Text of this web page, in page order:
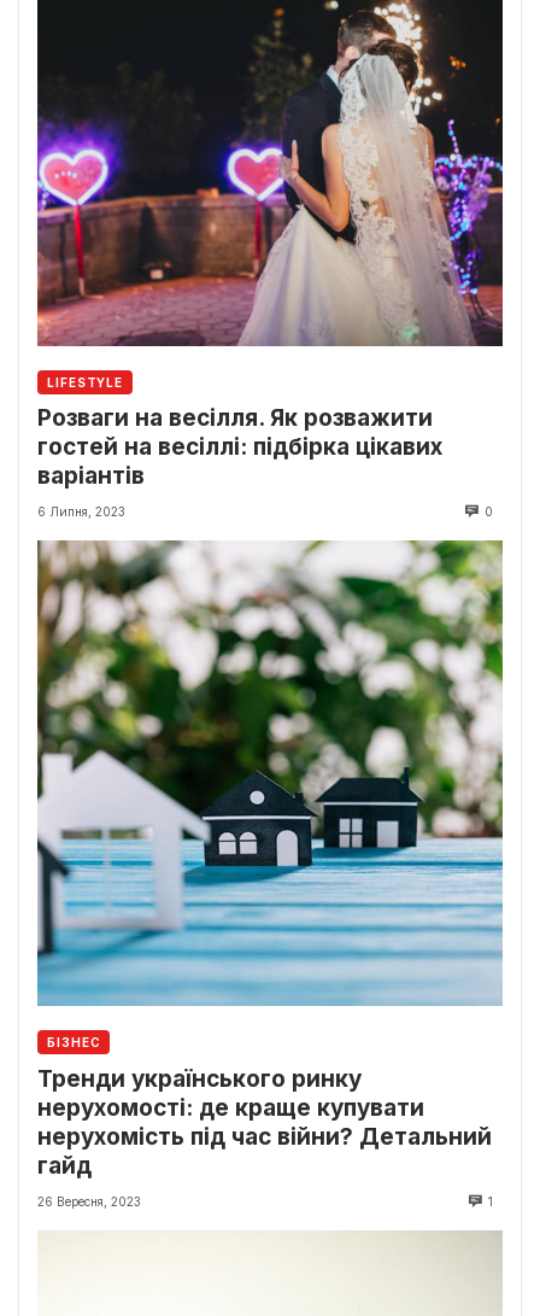
LIFESTYLE
Розваги на весілля. Як розважити
гостей на весіллі: підбірка цікавих
варіантів
6 Липня, 2023 0
БІЗНЕС
Тренди українського ринку
нерухомості: де краще купувати
нерухомість під час війни? Детальний
гайд
26 Вересня, 2023 1